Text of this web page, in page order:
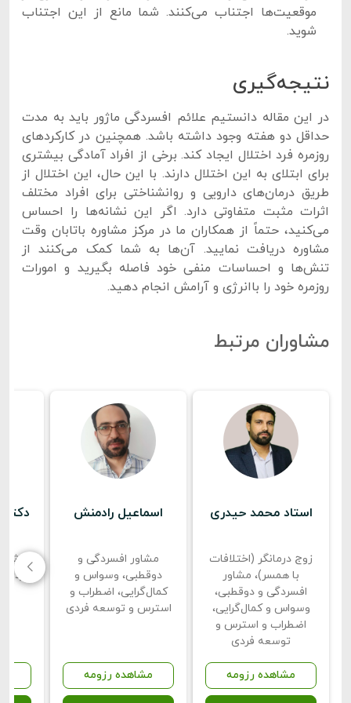
موقعیت‌ها اجتناب می‌کنند. شما مانع از این اجتناب
شوید.
نتیجه‌گیری
در این مقاله دانستیم علائم افسردگی ماژور باید به مدت
حداقل دو هفته وجود داشته باشد. همچنین در کارکردهای
روزمره فرد اختلال ایجاد کند. برخی از افراد آمادگی بیشتری
برای ابتلای به این اختلال دارند. با این حال، این اختلال از
طریق درمان‌های دارویی و روانشناختی برای افراد مختلف
اثرات مثبت متفاوتی دارد. اگر این نشانه‌ها را احساس
می‌کنید، حتماً از همکاران ما در مرکز مشاوره باتابان وقت
مشاوره دریافت نمایید. آن‌ها به شما کمک می‌کنند از
تنش‌ها و احساسات منفی خود فاصله بگیرید و امورات
روزمره خود را باانرژی و آرامش انجام دهید.
مشاوران مرتبط
استاد محمد حیدری
زوج درمانگر (اختلافات
با همسر)، مشاور
افسردگی و دوقطبی،
وسواس و کمال‌گرایی،
اضطراب و استرس و
توسعه فردی
مشاهده رزومه
اسماعیل رادمنش
مشاور افسردگی و
دوقطبی، وسواس و
کمال‌گرایی، اضطراب و
استرس و توسعه فردی
مشاهده رزومه
دکتر